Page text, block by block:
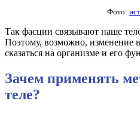
Фото:
Так фасции связывают наше
Поэтому, возможно, изменение
сказаться на организме и его
Зачем применять
теле?